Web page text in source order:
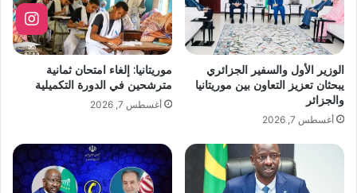
الوزير الأول والسفير الجزائري
يبحثان تعزيز التعاون بين موريتانيا
والجزائر
أغسطس 7, 2026
موريتانيا: إلغاء امتحان ثمانية
مترشحين في الدورة التكميلية
أغسطس 7, 2026